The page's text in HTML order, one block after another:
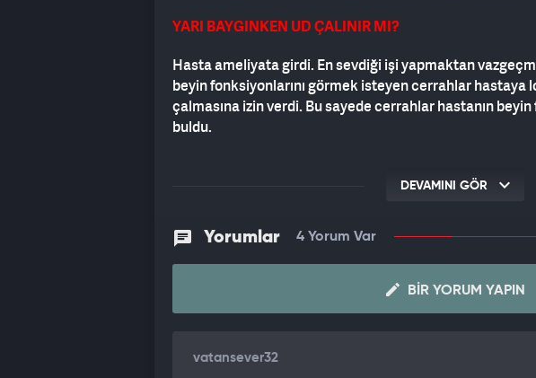
YARI BAYGINKEN UD ÇALINIR MI?
Hasta ameliyata girdi. En sevdiği işi yapmaktan
beyin fonksiyonlarını görmek isteyen cerrahlar hastaya
çalmasına izin verdi. Bu sayede cerrahlar hastanın beyin
buldu.
DEVAMINI GÖR
Yorumlar 4 Yorum Var
BIR YORUM YAPIN
vatansever32